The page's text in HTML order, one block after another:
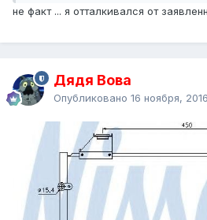
не факт ... я отталкивался от
Дядя Вова
Опубликовано 16 ноября, 2016